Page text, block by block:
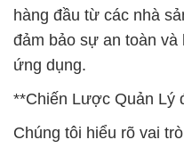
hàng đầu từ các nhà
đảm bảo sự an toàn
ứng dụng.
**Chiến Lược Quản Lý
Chúng tôi hiểu rõ vai